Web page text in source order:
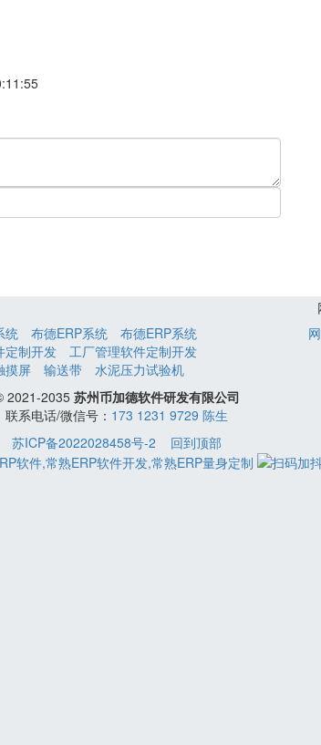
统 布德ERP系统
布德ERP系统
定制开发
工厂管理软件定制开发
摸屏 输送带 水泥压力试验机
2021-2035 苏州币加德软件研发有限公司
联系电话/微信号： 173 1231 9729 陈生
苏ICP备2022028458号-2
回到顶部